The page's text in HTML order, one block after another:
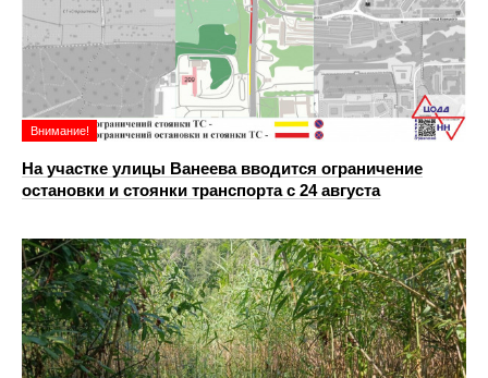
Внимание!
На участке улицы Ванеева вводится ограничение
остановки и стоянки транспорта с 24 августа